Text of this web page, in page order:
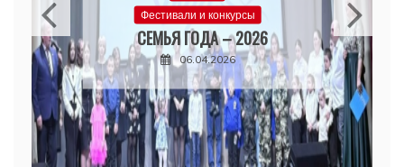
Фестивали и конкурсы
СЕМЬЯ ГОДА – 2026
06.04.2026